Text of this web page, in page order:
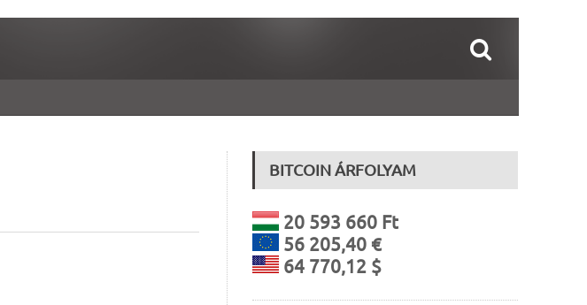
BITCOIN ÁRFOLYAM
20 593 660 Ft
56 205,40 €
64 770,12 $